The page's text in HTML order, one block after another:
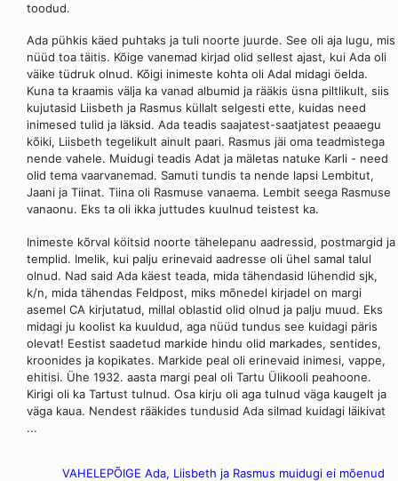
toodud.
Ada pühkis käed puhtaks ja tuli noorte juurde. See oli aja lugu, mis
nüüd toa täitis. Kõige vanemad kirjad olid sellest ajast, kui Ada oli
väike tüdruk olnud. Kõigi inimeste kohta oli Adal midagi öelda.
Kuna ta kraamis välja ka vanad albumid ja rääkis üsna piltlikult, siis
kujutasid Liisbeth ja Rasmus küllalt selgesti ette, kuidas need
inimesed tulid ja läksid. Ada teadis saajatest-saatjatest peaaegu
kõiki, Liisbeth tegelikult ainult paari. Rasmus jäi oma teadmistega
nende vahele. Muidugi teadis Adat ja mäletas natuke Karli - need
olid tema vaarvanemad. Samuti tundis ta nende lapsi Lembitut,
Jaani ja Tiinat. Tiina oli Rasmuse vanaema. Lembit seega Rasmuse
vanaonu. Eks ta oli ikka juttudes kuulnud teistest ka.
Inimeste kõrval köitsid noorte tähelepanu aadressid, postmargid ja
templid. Imelik, kui palju erinevaid aadresse oli ühel samal talul
olnud. Nad said Ada käest teada, mida tähendasid lühendid sjk,
k/n, mida tähendas Feldpost, miks mõnedel kirjadel on margi
asemel CA kirjutatud, millal oblastid olid olnud ja palju muud. Eks
midagi ju koolist ka kuuldud, aga nüüd tundus see kuidagi päris
olevat! Eestist saadetud markide hindu olid markades, sentides,
kroonides ja kopikates. Markide peal oli erinevaid inimesi, vappe,
ehitisi. Ühe 1932. aasta margi peal oli Tartu Ülikooli peahoone.
Kirigi oli ka Tartust tulnud. Osa kirju oli aga tulnud väga kaugelt ja
väga kaua. Nendest rääkides tundusid Ada silmad kuidagi läikivat
...
VAHELEPÕIGE Ada, Liisbeth ja Rasmus muidugi ei mõenud